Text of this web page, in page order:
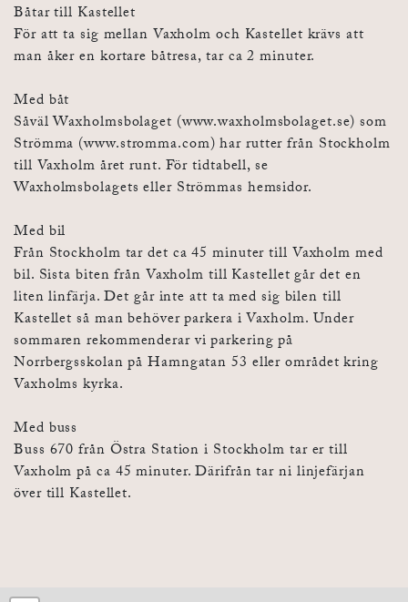
Båtar till Kastellet
För att ta sig mellan Vaxholm och Kastellet krävs att
man åker en kortare båtresa, tar ca 2 minuter.
Med båt
Såväl Waxholmsbolaget (www.waxholmsbolaget.se) som
Strömma (www.stromma.com) har rutter från Stockholm
till Vaxholm året runt. För tidtabell, se
Waxholmsbolagets eller Strömmas hemsidor.
Med bil
Från Stockholm tar det ca 45 minuter till Vaxholm med
bil. Sista biten från Vaxholm till Kastellet går det en
liten linfärja. Det går inte att ta med sig bilen till
Kastellet så man behöver parkera i Vaxholm. Under
sommaren rekommenderar vi parkering på
Norrbergsskolan på Hamngatan 53 eller området kring
Vaxholms kyrka.
Med buss
Buss 670 från Östra Station i Stockholm tar er till
Vaxholm på ca 45 minuter. Därifrån tar ni linjefärjan
över till Kastellet.